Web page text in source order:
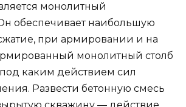
монолитный
обеспечивает наибольшую
при армировании и на
монолитный столб
каким действием сил
Развести бетонную смесь